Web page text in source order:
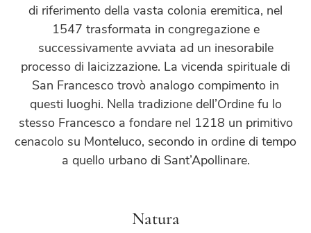
di riferimento della vasta colonia eremitica, nel
1547 trasformata in congregazione e
successivamente avviata ad un inesorabile
processo di laicizzazione. La vicenda spirituale di
San Francesco trovò analogo compimento in
questi luoghi. Nella tradizione dell’Ordine fu lo
stesso Francesco a fondare nel 1218 un primitivo
cenacolo su Monteluco, secondo in ordine di tempo
a quello urbano di Sant’Apollinare.
Natura